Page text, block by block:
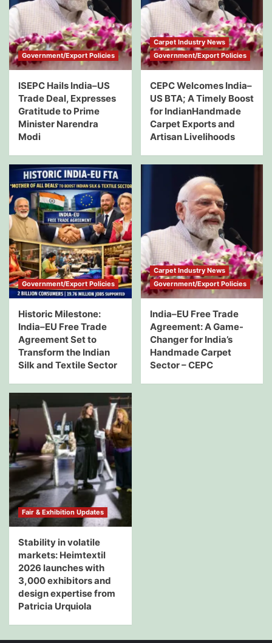
Government/Export Policies
ISEPC Hails India–US
Trade Deal, Expresses
Gratitude to Prime
Minister Narendra
Modi
Carpet Industry News
Government/Export Policies
CEPC Welcomes India–
US BTA; A Timely Boost
for IndianHandmade
Carpet Exports and
Artisan Livelihoods
Government/Export Policies
Historic Milestone:
India–EU Free Trade
Agreement Set to
Transform the Indian
Silk and Textile Sector
Carpet Industry News
Government/Export Policies
India–EU Free Trade
Agreement: A Game-
Changer for India’s
Handmade Carpet
Sector – CEPC
Fair & Exhibition Updates
Stability in volatile
markets: Heimtextil
2026 launches with
3,000 exhibitors and
design expertise from
Patricia Urquiola